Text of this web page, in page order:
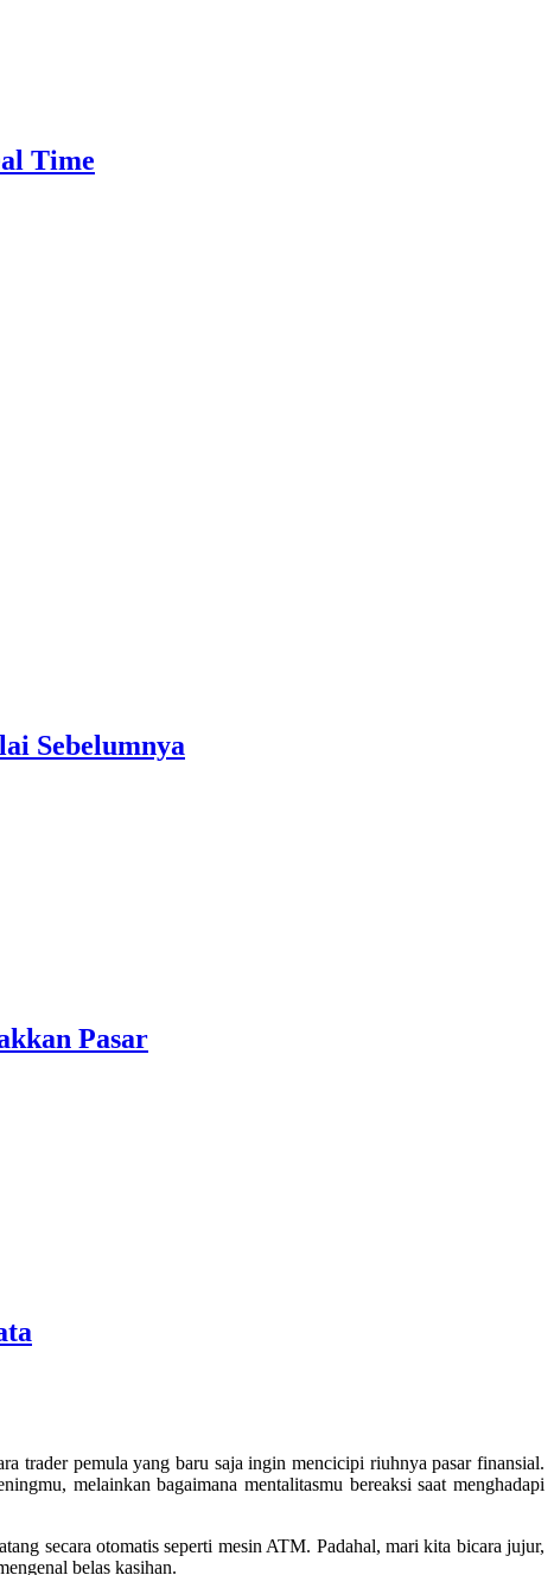
Time
Sebelumnya
Pasar
trader pemula yang baru saja ingin mencicipi riuhnya pasar finansial.
melainkan bagaimana mentalitasmu bereaksi saat menghadapi
secara otomatis seperti mesin ATM. Padahal, mari kita bicara jujur,
belas kasihan.